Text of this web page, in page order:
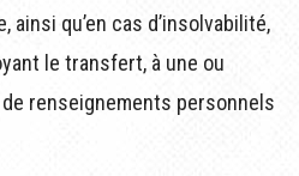
qu’en cas d’insolvabilité,
le transfert, à une ou
renseignements personnels